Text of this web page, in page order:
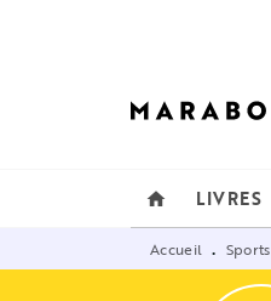
home LIVRES
Accueil • Sports